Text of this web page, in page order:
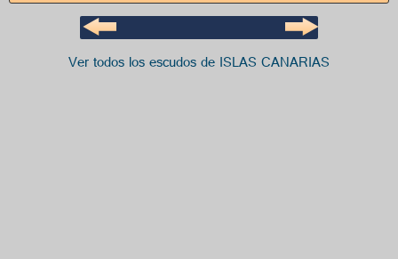
Ver todos los escudos de ISLAS CANARIAS